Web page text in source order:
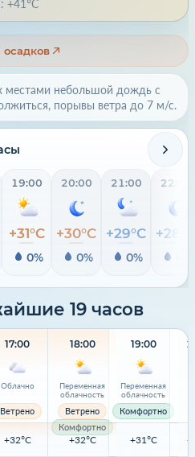
+41°C
осадков
местами небольшой дождь с
порывы ветра до 7 м/с.
19:00
+31°C
0%
20:00
+30°C
0%
21:00
+29°C
0%
22:00
+28°C
19 часов
17:00
Облачно
Ветрено
+32°C
18:00
Переменная
облачность
Ветрено
Комфортно
+32°C
19:00
Переменная
облачность
Комфортно
+31°C